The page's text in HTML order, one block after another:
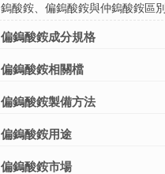
鎢酸銨、偏鎢酸銨與仲鎢酸銨區別
偏鎢酸銨成分規格
偏鎢酸銨相關檔
偏鎢酸銨製備方法
偏鎢酸銨用途
偏鎢酸銨市場